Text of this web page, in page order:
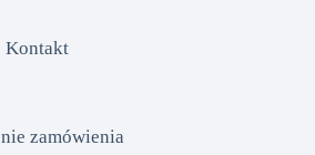
Kontakt
zamówienia